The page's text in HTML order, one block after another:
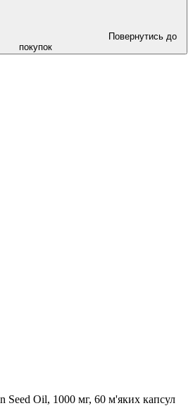
Повернутись до
покупок
Seed Oil, 1000 мг, 60 м'яких капсул